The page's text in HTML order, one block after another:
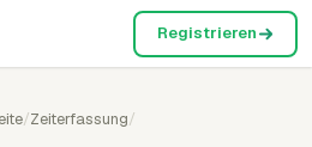
Registrieren
/Zeiterfassung/